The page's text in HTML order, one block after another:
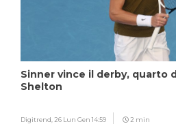
Sinner vince il derby, quarto
Shelton
Digitrend, 26 Lun Gen 14:59 2 min